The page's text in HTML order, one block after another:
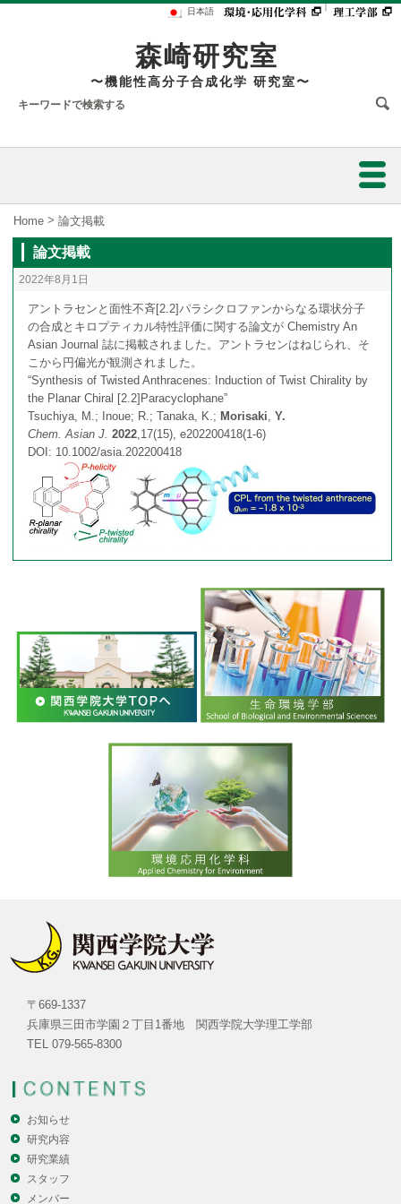
日本語
｜
森崎研究室
〜機能性高分子合成化学 研究室〜
円偏光発光材料の開発：面性不斉シクロファンが拓く材料化学
円偏光リン光発光材料の開発と基礎理論の構築
π電子系積層分子の合成
光学活性環状化合物の合成
研究業績
発表論文
総説・Book Chapter・著書 etc…
スタッフ
教授
助教
メンバー
連絡先・アクセス
Home > 論文掲載
論文掲載
2022年8月1日
アントラセンと面性不斉[2.2]パラシクロファンからなる環状分子
の合成とキロプティカル特性評価に関する論文が Chemistry An
Asian Journal 誌に掲載されました。アントラセンはねじられ、そ
こから円偏光が観測されました。
“Synthesis of Twisted Anthracenes: Induction of Twist Chirality by
the Planar Chiral [2.2]Paracyclophane”
Tsuchiya, M.; Inoue; R.; Tanaka, K.; Morisaki,Y.
Chem. Asian J. 2022,17(15), e202200418(1-6)
DOI: 10.1002/asia.202200418
〒669-1337
兵庫県三田市学園２丁目1番地 関西学院大学理工学部
TEL 079-565-8300
お知らせ
研究内容
研究業績
スタッフ
メンバー